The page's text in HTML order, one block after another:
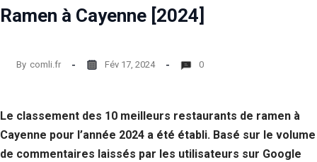
Ramen à Cayenne [2024]
By comli.fr Fév 17, 2024 0
Le classement des 10 meilleurs restaurants de ramen à
Cayenne pour l’année 2024 a été établi. Basé sur le volume
de commentaires laissés par les utilisateurs sur Google